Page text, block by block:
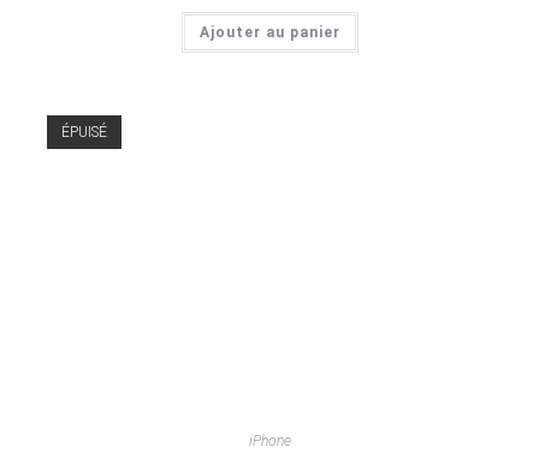
Ajouter au panier
ÉPUISÉ
iPhone